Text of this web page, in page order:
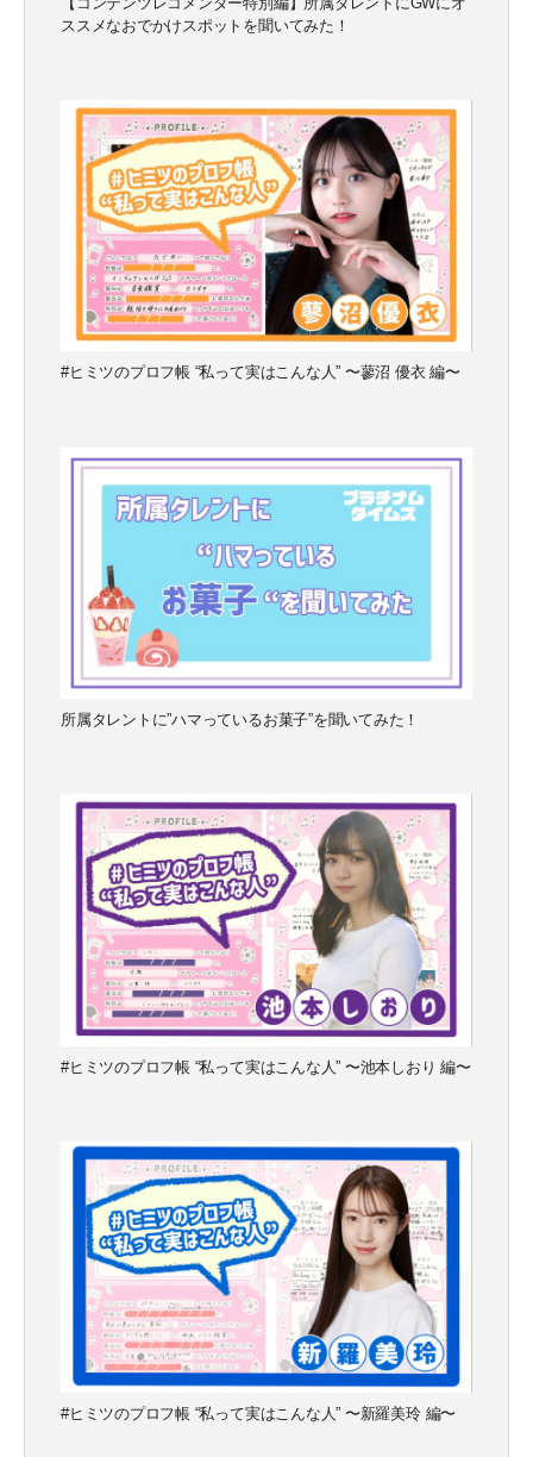
ススメなおでかけスポットを聞いてみた！
#ヒミツのプロフ帳 “私って実はこんな人” 〜蓼沼 優衣 編〜
所属タレントに”ハマっているお菓子”を聞いてみた！
#ヒミツのプロフ帳 “私って実はこんな人” 〜池本しおり 編〜
#ヒミツのプロフ帳 “私って実はこんな人” 〜新羅美玲 編〜